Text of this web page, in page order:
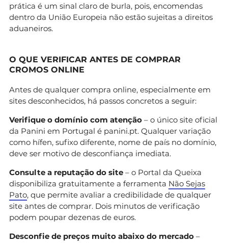
prática é um sinal claro de burla, pois, encomendas
dentro da União Europeia não estão sujeitas a direitos
aduaneiros.
O QUE VERIFICAR ANTES DE COMPRAR
CROMOS ONLINE
Antes de qualquer compra online, especialmente em
sites desconhecidos, há passos concretos a seguir:
Verifique o domínio com atenção – o único site oficial
da Panini em Portugal é panini.pt. Qualquer variação
como hífen, sufixo diferente, nome de país no domínio,
deve ser motivo de desconfiança imediata.
Consulte a reputação do site – o Portal da Queixa
disponibiliza gratuitamente a ferramenta Não Sejas
Pato, que permite avaliar a credibilidade de qualquer
site antes de comprar. Dois minutos de verificação
podem poupar dezenas de euros.
Desconfie de preços muito abaixo do mercado –